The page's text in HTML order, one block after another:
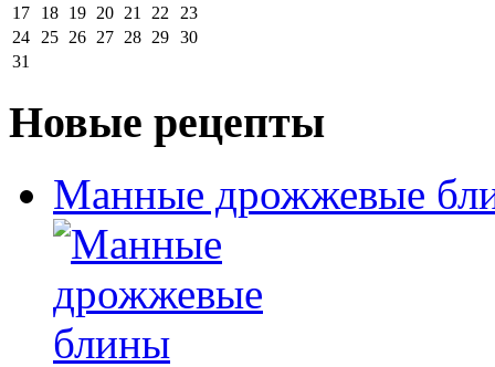
17
18 19 20 21 22 23
24 25 26 27 28 29 30
31
Новые рецепты
Манные дрожжевые